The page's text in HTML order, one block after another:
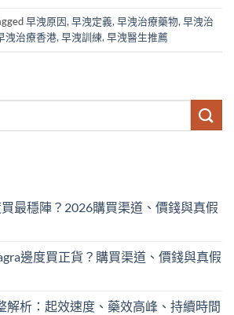
早洩原因, 早洩定義, 早洩治療藥物, 早洩治
洩治療香港, 早洩訓練, 早洩醫生推薦
最穩陣？2026購買渠道、價錢與真假
邊度買正貨？購買渠道、價錢與真假
解析：起效速度、藥效高峰、持續時間